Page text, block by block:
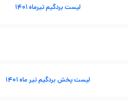
لیست بردگیم تیرماه 1401
لیست پخش بردگیم تیر ماه 1401